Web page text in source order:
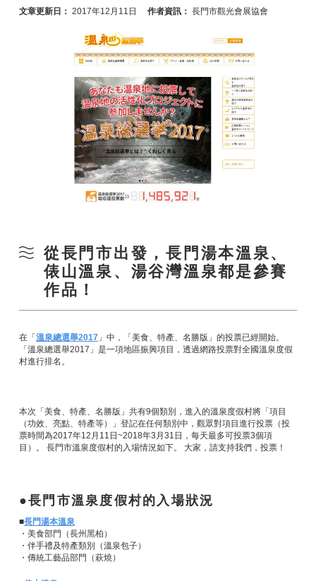
文章更新日： 2017年12月11日 作者資訊： 長門市觀光會展協會
從長門市出發，長門湯本溫泉、
俵山溫泉、湯谷灣溫泉都是參賽
作品！
在「 溫泉總選舉2017」中，「美食、特產、名勝版」的投票已經開始。
「溫泉總選舉2017」是一項地區振興項目，透過網路投票對全國溫泉度假
村進行排名。
本次「美食、特產、名勝版」共有9個類別，進入的溫泉度假村將「項目
（功效、亮點、特產等）」登記在任何類別中，觀眾對項目進行投票（投
票時間為2017年12月11日~2018年3月31日，每天最多可投票3個項
目）。 長門市溫泉度假村的入場情況如下。 大家，請支持我們，投票！
長門市溫泉度假村的入場狀況
■長門湯本溫泉
・美食部門（長州黑柏）
・伴手禮及特產類別（溫泉包子）
・傳統工藝品部門（萩燒）